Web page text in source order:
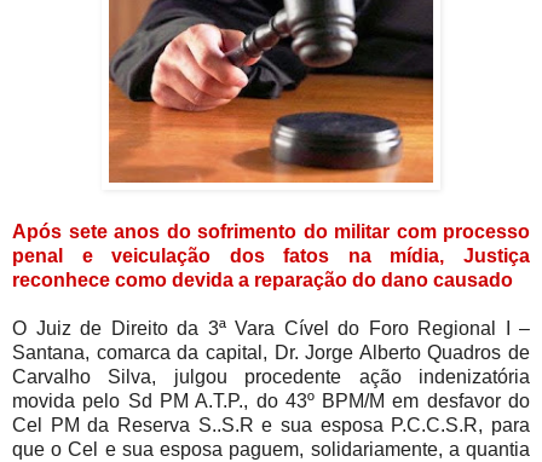
Após sete anos do sofrimento do militar com processo
penal e veiculação dos fatos na mídia, Justiça
reconhece como devida a reparação do dano causado
O Juiz de Direito da 3ª Vara Cível do Foro Regional I –
Santana, comarca da capital, Dr. Jorge Alberto Quadros de
Carvalho Silva, julgou procedente ação indenizatória
movida pelo Sd PM A.T.P., do 43º BPM/M em desfavor do
Cel PM da Reserva S..S.R e sua esposa P.C.C.S.R, para
que o Cel e sua esposa paguem, solidariamente, a quantia